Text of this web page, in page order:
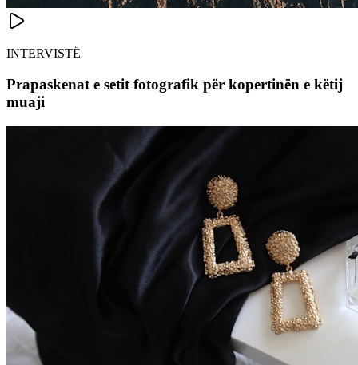
INTERVISTË
Prapaskenat e setit fotografik për kopertinën e këtij
muaji